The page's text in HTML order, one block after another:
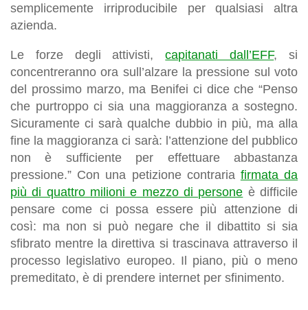
semplicemente irriproducibile per qualsiasi altra
azienda.
Le forze degli attivisti,capitanati dall’EFF, si
concentreranno ora sull’alzare la pressione sul voto
del prossimo marzo, ma Benifei ci dice che “Penso
che purtroppo ci sia una maggioranza a sostegno.
Sicuramente ci sarà qualche dubbio in più, ma alla
fine la maggioranza ci sarà: l’attenzione del pubblico
non è sufficiente per effettuare abbastanza
pressione.” Con una petizione contraria firmata da
più di quattro milioni e mezzo di persone è difficile
pensare come ci possa essere più attenzione di
così: ma non si può negare che il dibattito si sia
sfibrato mentre la direttiva si trascinava attraverso il
processo legislativo europeo. Il piano, più o meno
premeditato, è di prendere internet per sfinimento.